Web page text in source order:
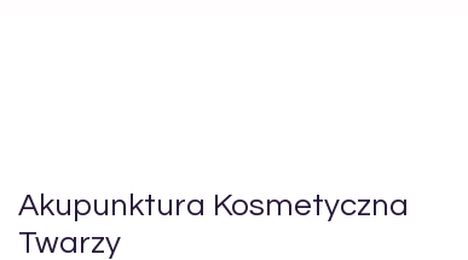
Akupunktura Kosmetyczna
Twarzy